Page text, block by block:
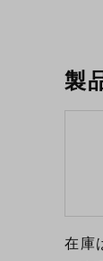
製
在庫